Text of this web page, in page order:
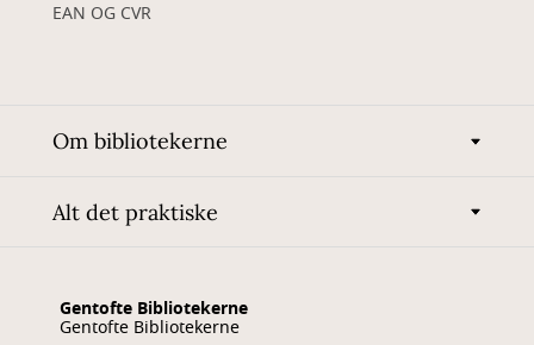
EAN OG CVR
Om bibliotekerne
Alt det praktiske
Gentofte Bibliotekerne
Gentofte Bibliotekerne